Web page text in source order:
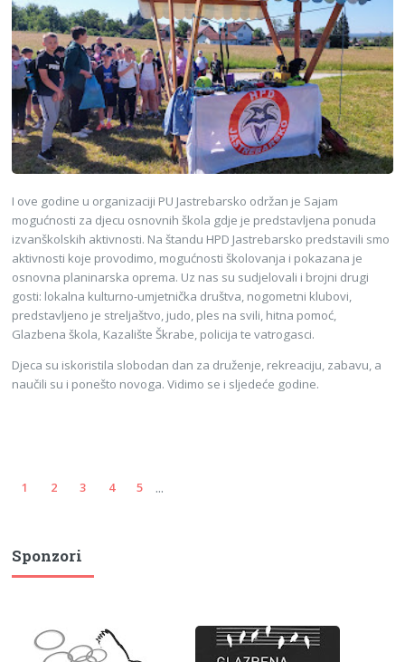
I ove godine u organizaciji PU Jastrebarsko održan je Sajam
mogućnosti za djecu osnovnih škola gdje je predstavljena ponuda
izvanškolskih aktivnosti. Na štandu HPD Jastrebarsko predstavili smo
aktivnosti koje provodimo, mogućnosti školovanja i pokazana je
osnovna planinarska oprema. Uz nas su sudjelovali i brojni drugi
gosti: lokalna kulturno-umjetnička društva, nogometni klubovi,
predstavljeno je streljaštvo, judo, ples na svili, hitna pomoć,
Glazbena škola, Kazalište Škrabe, policija te vatrogasci.
Djeca su iskoristila slobodan dan za druženje, rekreaciju, zabavu, a
naučili su i ponešto novoga. Vidimo se i sljedeće godine.
1 2 3 4 5 ...
Sponzori